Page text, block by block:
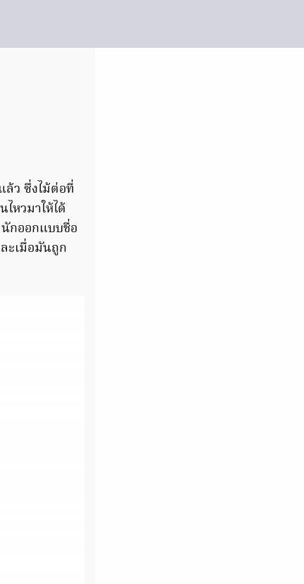
ว ซึ่งไม้ต่อที่
หวมาให้ได้
กออกแบบชื่อ
ะเมื่อมันถูก